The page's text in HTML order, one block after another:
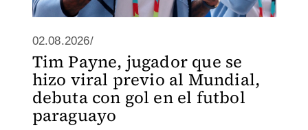
02.08.2026/
Tim Payne, jugador que se
hizo viral previo al Mundial,
debuta con gol en el futbol
paraguayo